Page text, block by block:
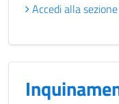
Accedi alla